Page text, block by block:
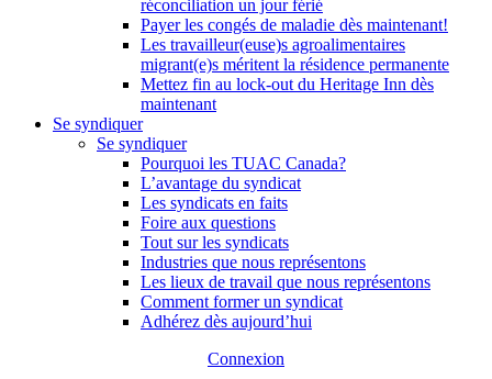
réconciliation un jour férié
Payer les congés de maladie dès maintenant!
Les travailleur(euse)s agroalimentaires
migrant(e)s méritent la résidence permanente
Mettez fin au lock-out du Heritage Inn dès
maintenant
Se syndiquer
Se syndiquer
Pourquoi les TUAC Canada?
L’avantage du syndicat
Les syndicats en faits
Foire aux questions
Tout sur les syndicats
Industries que nous représentons
Les lieux de travail que nous représentons
Comment former un syndicat
Adhérez dès aujourd’hui
Connexion